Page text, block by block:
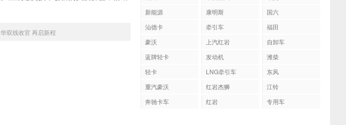
双线收官 再启新程
新能源
康明斯
国六
汕德卡
牵引车
福田
豪沃
上汽红岩
自卸车
蓝牌轻卡
发动机
潍柴
轻卡
LNG牵引车
东风
重汽豪沃
红岩杰狮
江铃
奔驰卡车
红岩 专用车